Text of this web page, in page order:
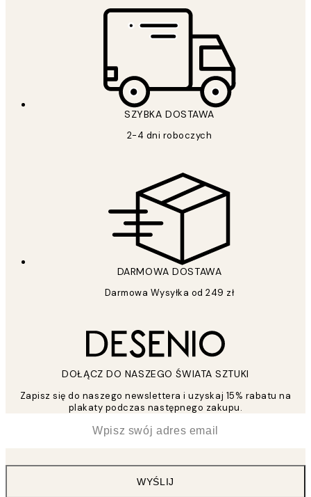
SZYBKA DOSTAWA
2-4 dni roboczych
DARMOWA DOSTAWA
Darmowa Wysyłka od 249 zł
DOŁĄCZ DO NASZEGO ŚWIATA SZTUKI
Zapisz się do naszego newslettera i uzyskaj 15% rabatu na
plakaty podczas następnego zakupu.
WYŚLIJ